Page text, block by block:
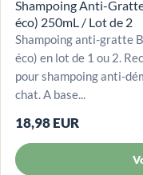
Shampoing Anti-
éco) 250mL / Lot de 2
Shampoing anti-gratte
éco) en lot de 1 ou 2.
pour shampoing anti-
chat. A base...
18,98 EUR